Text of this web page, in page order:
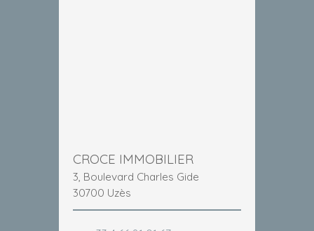
CROCE IMMOBILIER
3, Boulevard Charles Gide
30700 Uzès